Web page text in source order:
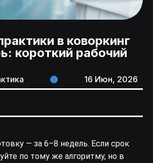
в коворкинг
короткий рабочий
16 Июн, 2026
— за 6–8 недель. Если срок
по тому же алгоритму, но в